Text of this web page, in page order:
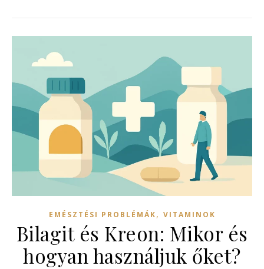
EMÉSZTÉSI PROBLÉMÁK, VITAMINOK
Bilagit és Kreon: Mikor és
hogyan használjuk őket?